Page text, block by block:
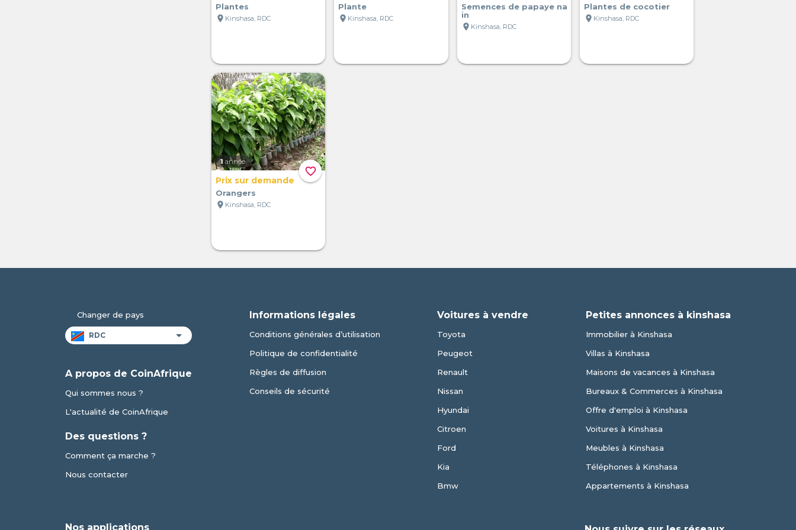
Plantes
location_on Kinshasa, RDC
Plante
location_on Kinshasa, RDC
Semences de papaye na
in
location_on Kinshasa, RDC
Plantes de cocotier
location_on Kinshasa, RDC
favorite_border
1 année
Prix sur demande
Orangers
location_on Kinshasa, RDC
Changer de pays
A propos de CoinAfrique
Qui sommes nous ?
L'actualité de CoinAfrique
Des questions ?
Comment ça marche ?
Nous contacter
Informations légales
Conditions générales d’utilisation
Politique de confidentialité
Règles de diffusion
Conseils de sécurité
Voitures à vendre
Toyota
Peugeot
Renault
Nissan
Hyundai
Citroen
Ford
Kia
Bmw
Petites annonces à kinshasa
Immobilier à Kinshasa
Villas à Kinshasa
Maisons de vacances à Kinshasa
Bureaux & Commerces à Kinshasa
Offre d'emploi à Kinshasa
Voitures à Kinshasa
Meubles à Kinshasa
Téléphones à Kinshasa
Appartements à Kinshasa
Nos applications